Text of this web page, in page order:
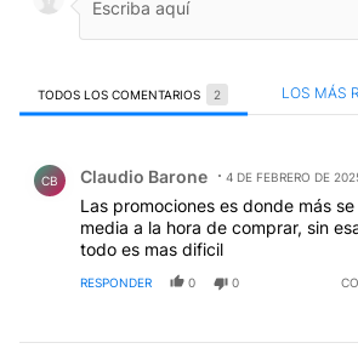
TODOS LOS COMENTARIOS 2 LOS MÁS
CB Claudio Barone 4 DE FEBRERO DE
Las promociones es donde más
media a la hora de comprar, sin
todo es mas dificil
RESPONDER 0 0